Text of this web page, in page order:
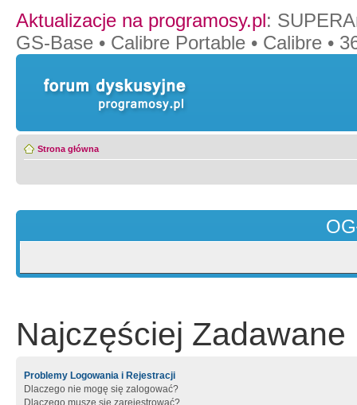
Aktualizacje na programosy.pl:
GS-Base • Calibre Portable • Calibre •
Strona główna
Najczęściej Zadawane
Problemy Logowania i Rejestracji
Dlaczego nie mogę się zalogować?
Dlaczego muszę się zarejestrować?